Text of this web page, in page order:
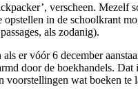
verscheen. Mezelf
in de schoolkrant
als zodanig).
er vóór 6 december
door de boekhandels.
wat boeken